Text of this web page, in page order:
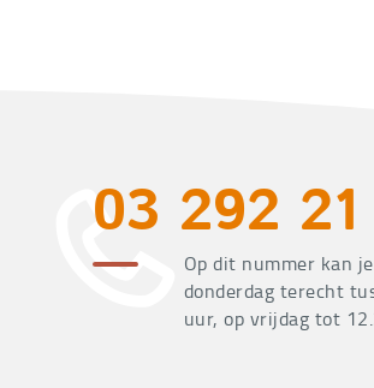
03 292 21
Op dit nummer kan
donderdag terecht
uur, op vrijdag tot